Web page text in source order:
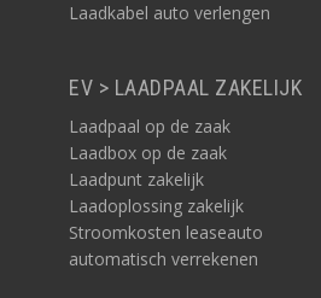
Laadkabel auto verlengen
EV > LAADPAAL ZAKELIJK
Laadpaal op de zaak
Laadbox op de zaak
Laadpunt zakelijk
Laadoplossing zakelijk
Stroomkosten leaseauto
automatisch verrekenen